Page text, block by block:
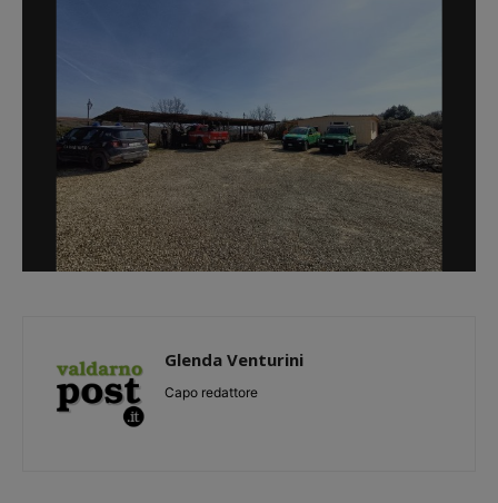
Glenda Venturini
Capo redattore